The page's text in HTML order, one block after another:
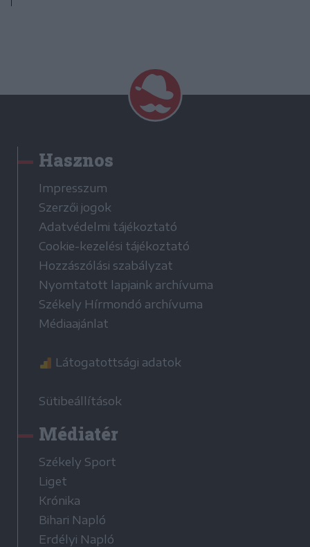
Hasznos
Impresszum
Szerzői jogok
Adatvédelmi tájékoztató
Cookie-kezelési tájékoztató
Hozzászólási szabályzat
Nyomtatott lapjaink archívuma
Székely Hírmondó archívuma
Médiaajánlat
Látogatottsági adatok
Sütibeállítások
Médiatér
Székely Sport
Liget
Krónika
Bihari Napló
Erdélyi Napló